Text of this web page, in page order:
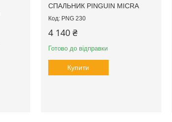
СПАЛЬНИК PINGUIN MICRA
PNG 230
4 140 ₴
Готово до відправки
Купити